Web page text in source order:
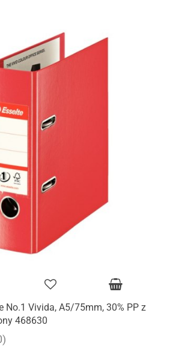
No.1 Vivida, A5/75mm, 30% PP z
468630